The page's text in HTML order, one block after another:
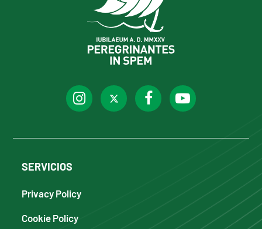
SERVICIOS
Privacy Policy
Cookie Policy